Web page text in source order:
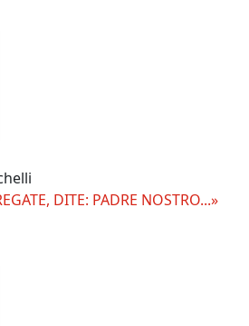
DITE: PADRE NOSTRO...»